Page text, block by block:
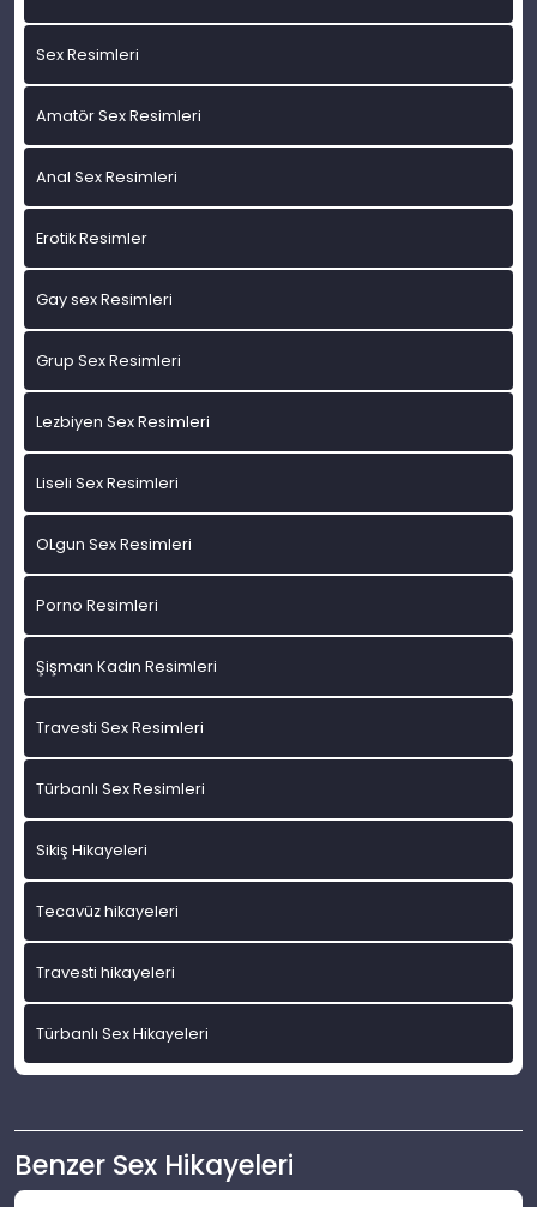
Sex Resimleri
Amatör Sex Resimleri
Anal Sex Resimleri
Erotik Resimler
Gay sex Resimleri
Grup Sex Resimleri
Lezbiyen Sex Resimleri
Liseli Sex Resimleri
OLgun Sex Resimleri
Porno Resimleri
Şişman Kadın Resimleri
Travesti Sex Resimleri
Türbanlı Sex Resimleri
Sikiş Hikayeleri
Tecavüz hikayeleri
Travesti hikayeleri
Türbanlı Sex Hikayeleri
Benzer Sex Hikayeleri